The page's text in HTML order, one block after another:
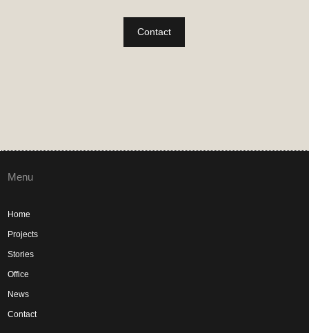
Contact
Menu
Home
Projects
Stories
Office
News
Contact